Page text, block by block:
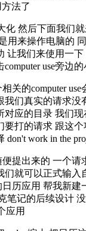
法了
化 然后下面我们就
用来操作电脑的
让我们来使用一下
use旁边
关的computer
我们真实的请求没
对应的目录 我们
要打的请求 跟这
work in the
提出来的 一个请
们就可以正式输入
历应用 帮我新建
笔记的后续设计
应用